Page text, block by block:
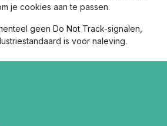
je cookies aan te passen.
geen Do Not Track-signalen,
is voor naleving.